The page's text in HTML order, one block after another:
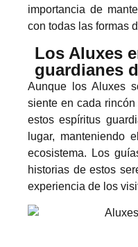
importancia de
con todas las formas
Los Aluxes
guardianes
Aunque los Aluxes
siente en cada
estos espíritus
lugar, manteniendo
ecosistema. Los
historias de estos
experiencia de los